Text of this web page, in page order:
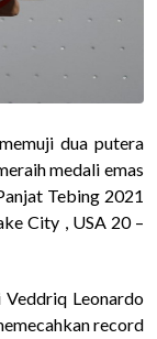
dua putera
medali emas
Tebing 2021
City , USA 20 –
Veddriq Leonardo
record